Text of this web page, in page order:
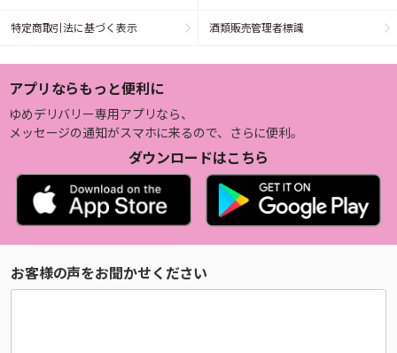
特定商取引法に基づく表示 酒類販売管理者標識
アプリならもっと便利に
ゆめデリバリー専用アプリなら、
メッセージの通知がスマホに来るので、さらに便利。
ダウンロードはこちら
お客様の声をお聞かせください